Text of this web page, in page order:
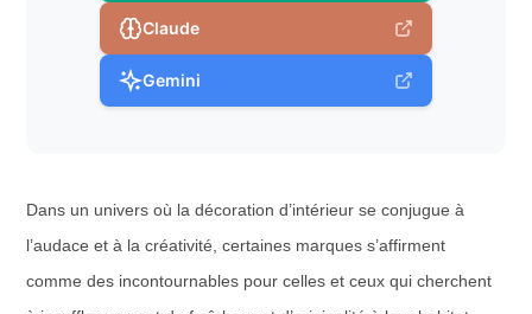
Claude
Gemini
Dans un univers où la décoration d’intérieur se conjugue à
l’audace et à la créativité, certaines marques s’affirment
comme des incontournables pour celles et ceux qui cherchent